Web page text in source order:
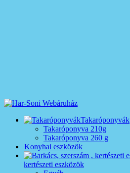
Takaróponyvák
Takaróponyva 210g
Takaróponyva 260 g
Konyhai eszközök
kertészeti eszközök